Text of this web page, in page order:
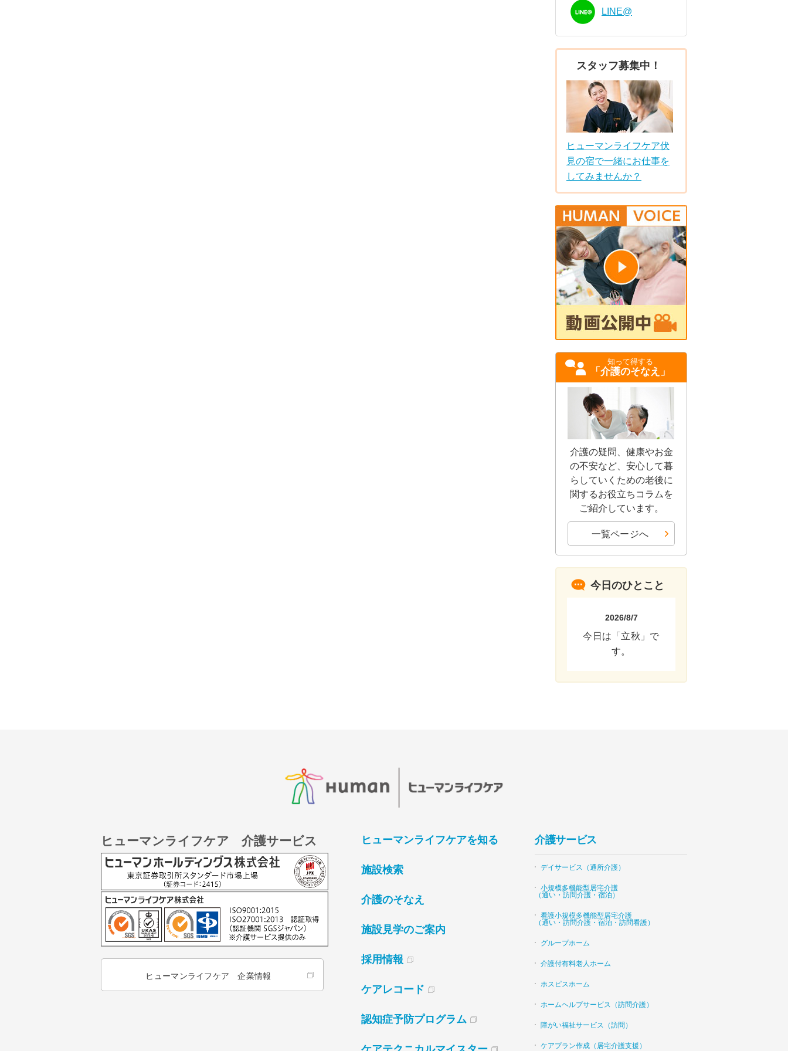
LINE@
スタッフ募集中！
ヒューマンライフケア伏
見の宿で一緒にお仕事を
してみませんか？
知って得する
「介護のそなえ」
介護の疑問、健康やお金
の不安など、安心して暮
らしていくための老後に
関するお役立ちコラムを
ご紹介しています。
一覧ページへ
今日のひとこと
2026/8/7
今日は「立秋」で
す。
ヒューマンライフケア 介護サービス
ヒューマンライフケア 企業情報
ヒューマンライフケアを知る
施設検索
介護のそなえ
施設見学のご案内
採用情報
ケアレコード
認知症予防プログラム
介護サービス
デイサービス（通所介護）
小規模多機能型居宅介護
（通い・訪問介護・宿泊）
看護小規模多機能型居宅介護
（通い・訪問介護・宿泊・訪問看護）
グループホーム
介護付有料老人ホーム
ホスピスホーム
ホームヘルプサービス（訪問介護）
障がい福祉サービス（訪問）
ケアプラン作成（居宅介護支援）